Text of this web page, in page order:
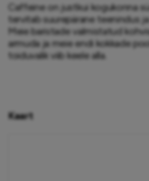
Caffeine on justkui kogukonna
tervitab suurepärane teenindus
Meie baristade valmistatud
armuda ja meie endi kokkade
toiduvalik viib keele alla.
Kaart